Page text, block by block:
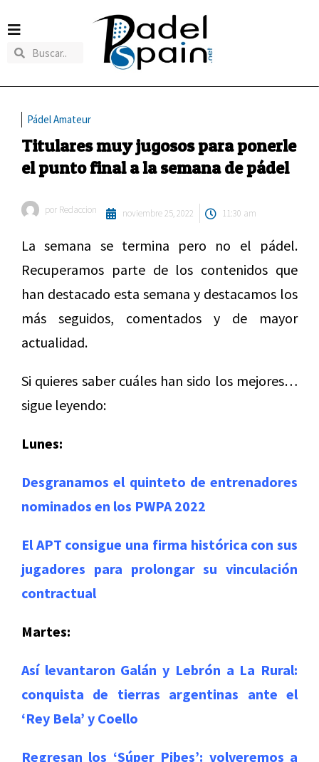
Pádel Amateur
Titulares muy jugosos para ponerle
el punto final a la semana de pádel
por Redaccion noviembre 25, 2022 11:30 am
La semana se termina pero no el pádel.
Recuperamos parte de los contenidos que
han destacado esta semana y destacamos los
más seguidos, comentados y de mayor
actualidad.
Si quieres saber cuáles han sido los mejores…
sigue leyendo:
Lunes:
Desgranamos el quinteto de entrenadores
nominados en los PWPA 2022
El APT consigue una firma histórica con sus
jugadores para prolongar su vinculación
contractual
Martes:
Así levantaron Galán y Lebrón a La Rural:
conquista de tierras argentinas ante el
‘Rey Bela’ y Coello
Regresan los ‘Súper Pibes’: volveremos a